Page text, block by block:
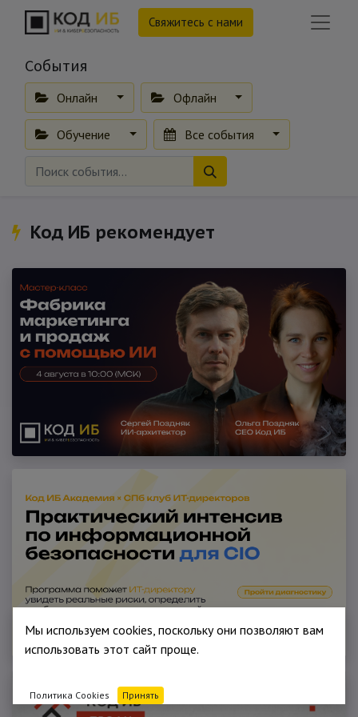
Свяжитесь с нами
События
Онлайн Офлайн
Обучение Все события
Код ИБ рекомендует
Мы используем cookies, поскольку они позволяют вам
использовать этот сайт проще.
Политика Cookies Принять